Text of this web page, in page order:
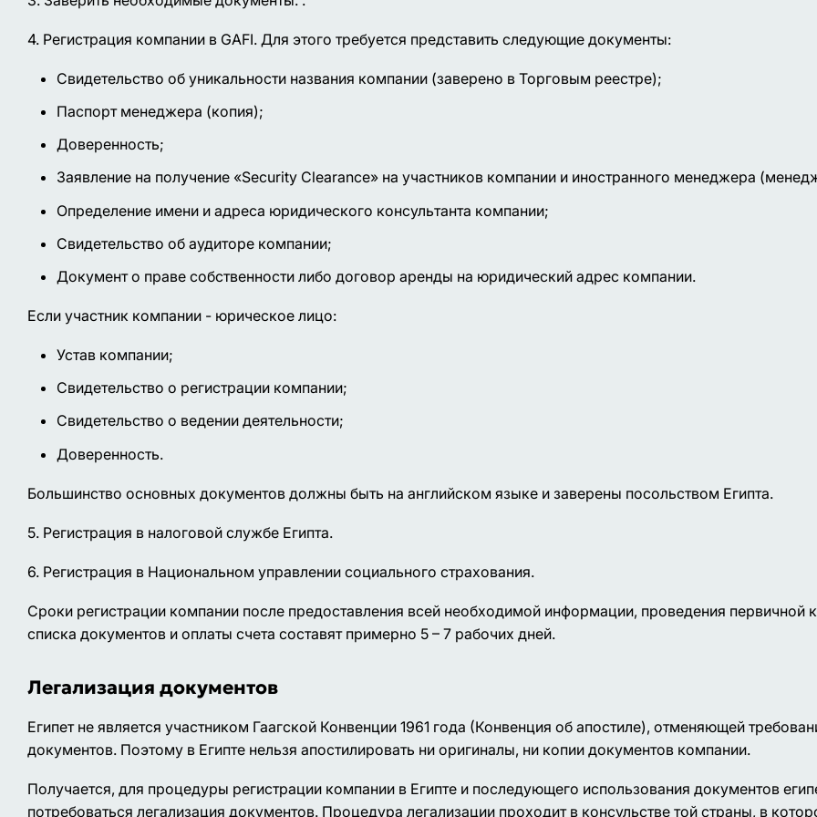
4. Регистрация компании в GAFI. Для этого требуется представить следующие документы:
Свидетельство об уникальности названия компании (заверено в Торговым реестре);
Паспорт менеджера (копия);
Доверенность;
Заявление на получение «Security Clearance» на участников компании и иностранного менеджера
Определение имени и адреса юридического консультанта компании;
Свидетельство об аудиторе компании;
Документ о праве собственности либо договор аренды на юридический адрес компании.
Если участник компании - юрическое лицо:
Устав компании;
Свидетельство о регистрации компании;
Свидетельство о ведении деятельности;
Доверенность.
Большинство основных документов должны быть на английском языке и заверены посольством Египта.
5. Регистрация в налоговой службе Египта.
6. Регистрация в Национальном управлении социального страхования.
Сроки регистрации компании после предоставления всей необходимой информации, проведения первичной
списка документов и оплаты счета составят примерно 5 – 7 рабочих дней.
Легализация документов
Египет не является участником Гаагской Конвенции 1961 года (Конвенция об апостиле), отменяющей
документов. Поэтому в Египте нельзя апостилировать ни оригиналы, ни копии документов компании.
Получается, для процедуры регистрации компании в Египте и последующего использования документов
потребоваться легализация документов. Процедура легализации проходит в консульстве той страны, в